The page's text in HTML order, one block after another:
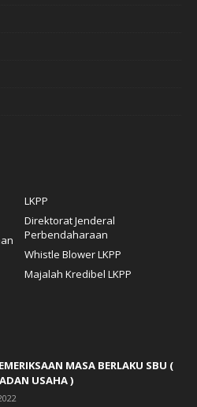
LKPP
Direktorat Jenderal
Perbendaharaan
Whistle Blower LKPP
Majalah Kredibel LKPP
MASA BERLAKU SBU (
USAHA )